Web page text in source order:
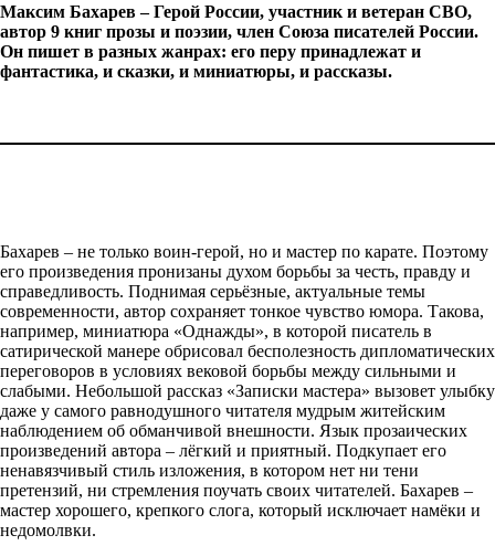
Максим Бахарев – Герой России, участник и ветеран СВО,
автор 9 книг прозы и поэзии, член Союза писателей России.
Он пишет в разных жанрах: его перу принадлежат и
фантастика, и сказки, и миниатюры, и рассказы.
Бахарев – не только воин-герой, но и мастер по карате. Поэтому
его произведения пронизаны духом борьбы за честь, правду и
справедливость. Поднимая серьёзные, актуальные темы
современности, автор сохраняет тонкое чувство юмора. Такова,
например, миниатюра «Однажды», в которой писатель в
сатирической манере обрисовал бесполезность дипломатических
переговоров в условиях вековой борьбы между сильными и
слабыми. Небольшой рассказ «Записки мастера» вызовет улыбку
даже у самого равнодушного читателя мудрым житейским
наблюдением об обманчивой внешности. Язык прозаических
произведений автора – лёгкий и приятный. Подкупает его
ненавязчивый стиль изложения, в котором нет ни тени
претензий, ни стремления поучать своих читателей. Бахарев –
мастер хорошего, крепкого слога, который исключает намёки и
недомолвки.